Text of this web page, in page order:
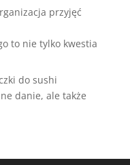
przyjęć
to nie tylko kwestia
do sushi
danie, ale także